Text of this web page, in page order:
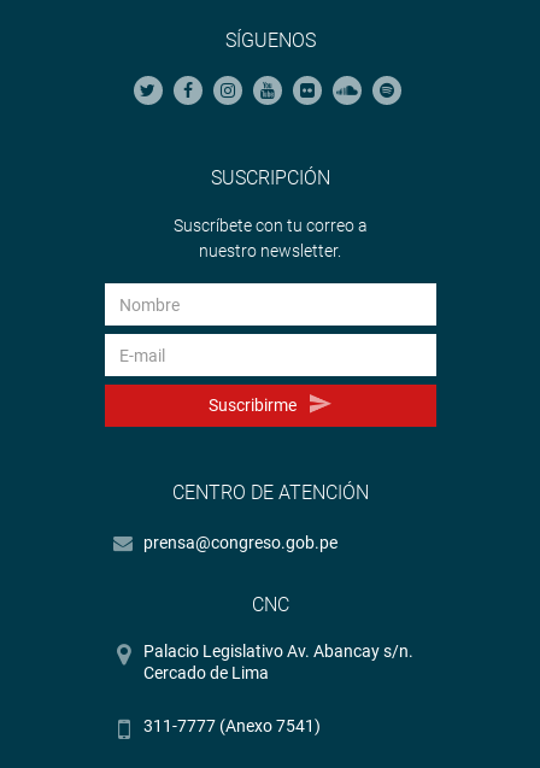
SÍGUENOS
SUSCRIPCIÓN
Suscríbete con tu correo a
nuestro newsletter.
Suscribirme
CENTRO DE ATENCIÓN
prensa@congreso.gob.pe
CNC
Palacio Legislativo Av. Abancay s/n.
Cercado de Lima
311-7777 (Anexo 7541)